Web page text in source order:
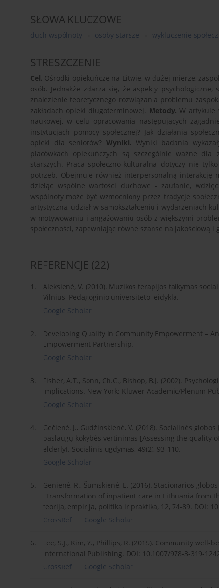
SŁOWA KLUCZOWE
duch wspólnoty osoby starsze wykluczenie
STRESZCZENIE
Cel. Ośrodki opiekuńcze na Litwie, w dużej mierze,
osób. Jednakże zdarza się, że aspekty
znalezienie teoretycznego rozwiązania problemu
zakładach opieki długoterminowej. Metody. W artykule
naukowej, w celu opracowania następujących
instytucjach pomocy społecznej? Jak działania
opieki dla seniorów? Wyniki. Wyniki badania
placówkach opiekuńczych są szczególnie ważne dla
starszych. Praca społeczno-kulturalna dotyczy nie
potrzeb. Obejmuje również interpersonalną interakcję
dzieląc wspólne wartości duchowe - zaufanie,
wspólnoty może być wzmocniony przez tradycje
artystyczną, udział w samokształceniu i wydarzeniach
w motywowaniu i angażowaniu osób z większymi
społeczności, zapewniając równe szanse na jakościową i
REFERENCJE (22)
1.
Aleksienė, V. (2010). Muzikos terapijos taikymas
Vilnius: Pedagoginio universiteto leidykla.
Google Scholar
2.
Developing Quality in Community Empowerment –
Empowerment Partnership.
Google Scholar
3.
Fisher, A.T., Sonn, Ch.C., Bishop, B.J. (2002).
implications. New York: Kluwer Academic/Plenum
Google Scholar
4.
Gečienė, J., Gudžinskienė, V. (2018). Socialinės
paslaugų kokybės vertinimas [Assessing the quality
elderly]. Socialinis ugdymas, 49(2), 93-110.
Google Scholar
5.
Genienė, R., Šumskienė, E. (2016). Stacionarios
[Transformation of inpatient care in Lithuania from
teorija, empirija, politika ir praktika, 12, 74-89. DOI:
CrossRef
Google Scholar
6.
Lee, S.J., Kim, Y., Phillips, R. (2015). Community
International Publishing. DOI: 10.1007/978-3-319-
CrossRef
Google Scholar